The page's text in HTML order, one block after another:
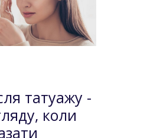
татуажу -
коли